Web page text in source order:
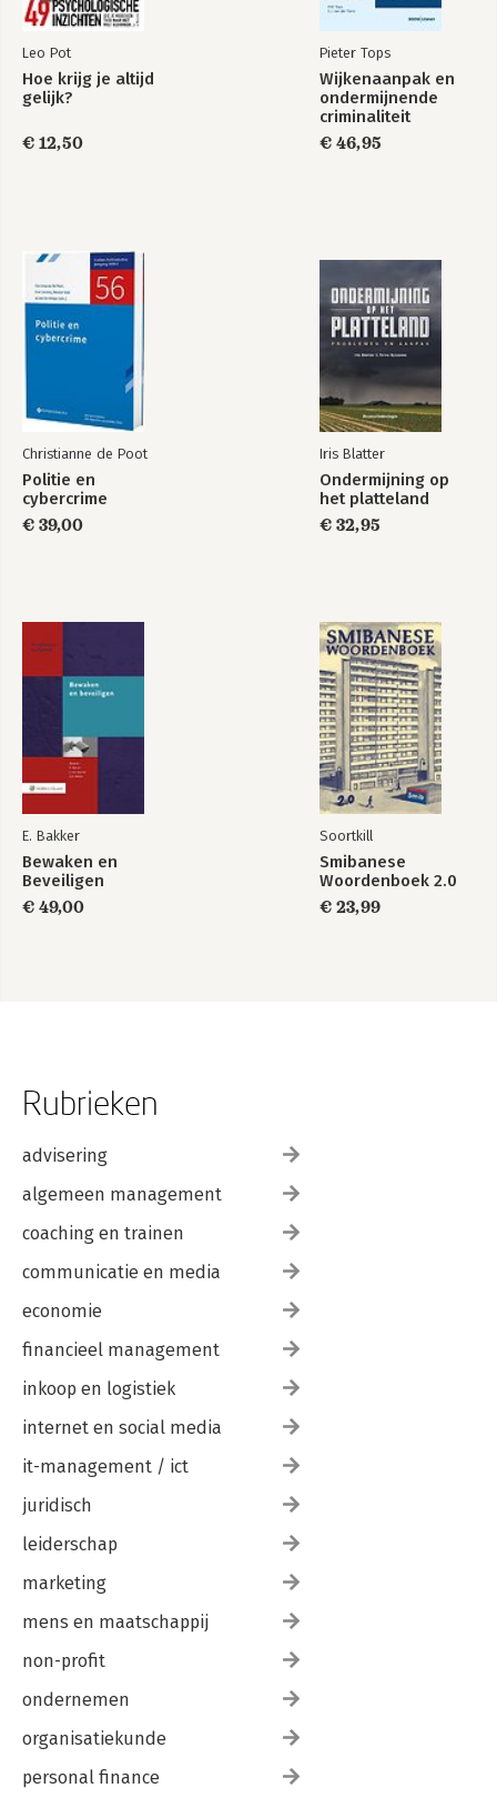
10. Gedoe gaat niet weg zolang er mensen zijn
11. Waarom is het eigenlijk jóuw gedoe?
12. Het geprogrammeerde brein en hoe de roze olifant ontstaat
13. De oermens in ons loopt nog steeds op de savanne in Afrika
14. Sociale bedreiging is de nieuwe levensbedreiging
15. En nu aan de slag
16. De sluwheid van gedoe
Leo Pot
Hoe krijg je altijd
gelijk?
€ 12,50
Pieter Tops
Wijkenaanpak en
ondermijnende
criminaliteit
€ 46,95
Christianne de Poot
Politie en
cybercrime
€ 39,00
Iris Blatter
Ondermijning op
het platteland
€ 32,95
E. Bakker
Bewaken en
Beveiligen
€ 49,00
Soortkill
Smibanese
Woordenboek 2.0
€ 23,99
Rubrieken
advisering
algemeen management
coaching en trainen
communicatie en media
economie
financieel management
inkoop en logistiek
internet en social media
it-management / ict
juridisch
leiderschap
marketing
mens en maatschappij
non-profit
ondernemen
organisatiekunde
personal finance